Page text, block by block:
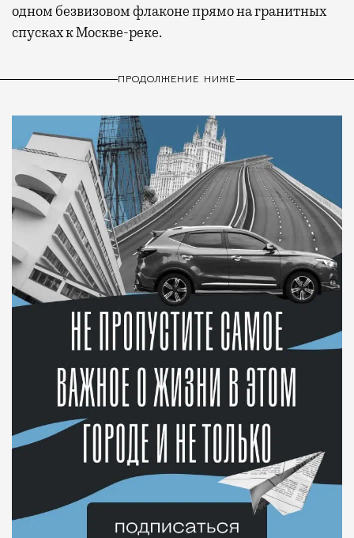
одном безвизовом флаконе прямо на гранитных
спусках к Москве-реке.
ПРОДОЛЖЕНИЕ НИЖЕ